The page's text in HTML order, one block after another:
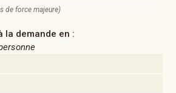
de force majeure)
la demande en :